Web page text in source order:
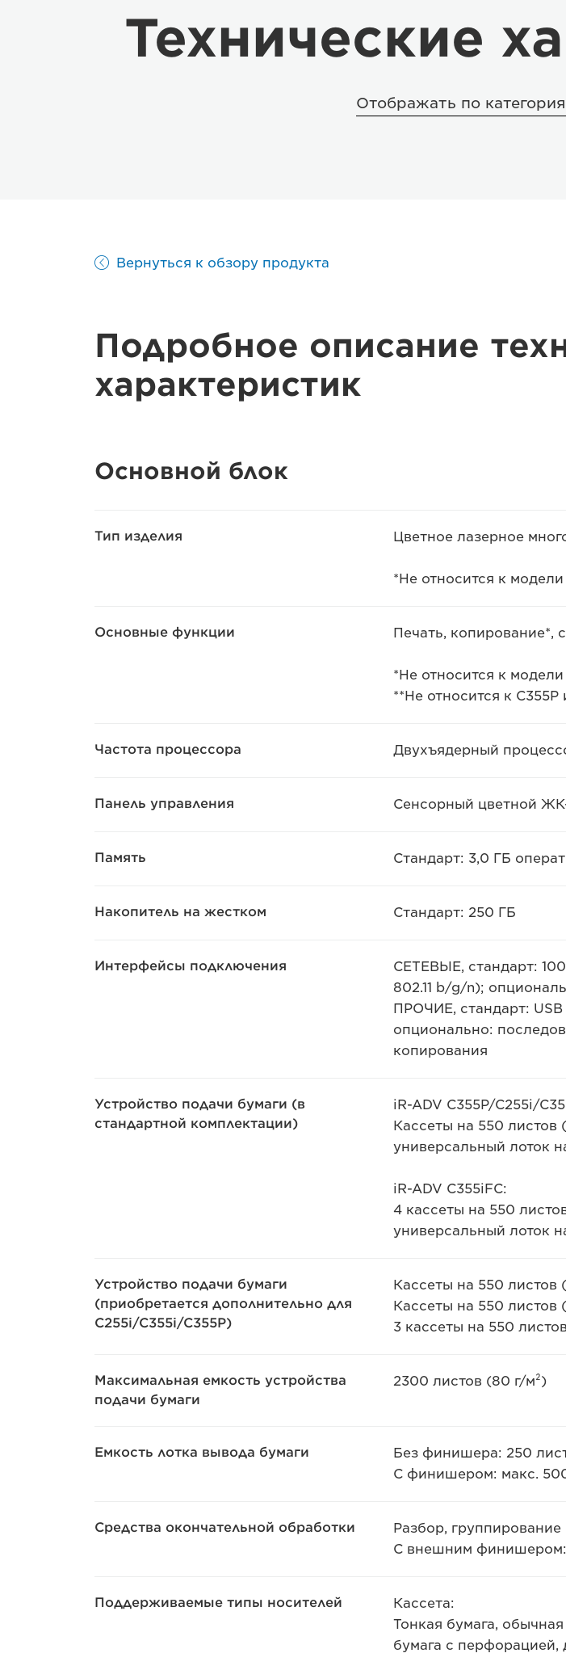
Технические
Отображать по
Вернуться к обзору продукта
Подробное описание
характеристик
Основной блок
Тип изделия Цветное лазерное
*Не относится к
Основные функции Печать, копирование*,
*Не относится к
**Не относится к
Частота процессора Двухъядерный
Панель управления Сенсорный цветной
Память Стандарт: 3,0 ГБ
Накопитель на жестком Стандарт: 250 ГБ
Интерфейсы подключения
СЕТЕВЫЕ, стандарт:
802.11 b/g/n);
ПРОЧИЕ, стандарт: USB
опционально:
копирования
Устройство подачи бумаги (в
стандартной комплектации)
iR-ADV C355P/C255i/
Кассеты на 550 листов
универсальный лоток
iR-ADV C355iFC:
4 кассеты на 550
универсальный лоток
Устройство подачи бумаги
(приобретается дополнительно для
C255i/C355i/C355P)
Кассеты на 550
Кассеты на 550
3 кассеты на 550
Максимальная емкость устройства
подачи бумаги
2300 листов (80 г/м²)
Емкость лотка вывода бумаги
Без финишера: 250
С финишером: макс.
Средства окончательной обработки
Разбор, группирование
С внешним финишером:
Поддерживаемые типы носителей
Кассета:
Тонкая бумага,
бумага с перфорацией,